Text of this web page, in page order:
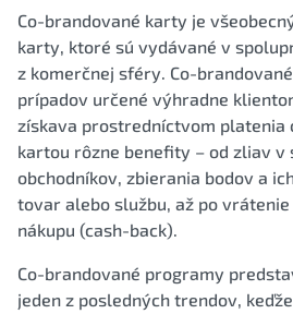
Co-brandované karty je
karty, ktoré sú vydávané v
z komerčnej sféry. Co-
prípadov určené výhradne
získava prostredníctvom platenia
kartou rôzne benefity – od zliav v
obchodníkov, zbierania bodov a
tovar alebo službu, až po
nákupu (cash-back).
Co-brandované programy
jeden z posledných trendov,